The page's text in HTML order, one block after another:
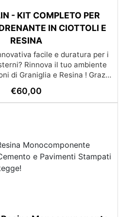
- KIT COMPLETO PER
IN CIOTTOLI E
RESINA
facile e duratura per i
Rinnova il tuo ambiente
di Graniglia e Resina ! Grazie
superficie diventa un gioco
è molto semplice e –
preferisci puoi chiedere un
già con posa inclusa
solo su certe province)
€60,00